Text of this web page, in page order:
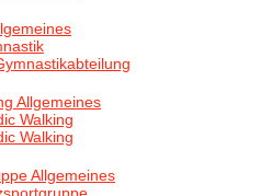
Allgemeines
Walking
Walking
Allgemeines